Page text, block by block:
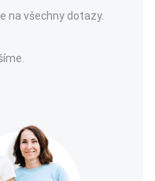
na všechny dotazy.